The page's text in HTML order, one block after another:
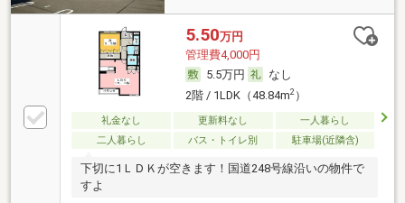
5.50万円
管理費4,000円
5.5万円
なし
2階 / 1LDK（48.84m2）
礼金なし 更新料なし
一人暮らし
二人暮らし
バス・トイレ別 駐車場(近隣含)
下切に1ＬＤＫが空きます！国道248号線沿いの物件で
すよ